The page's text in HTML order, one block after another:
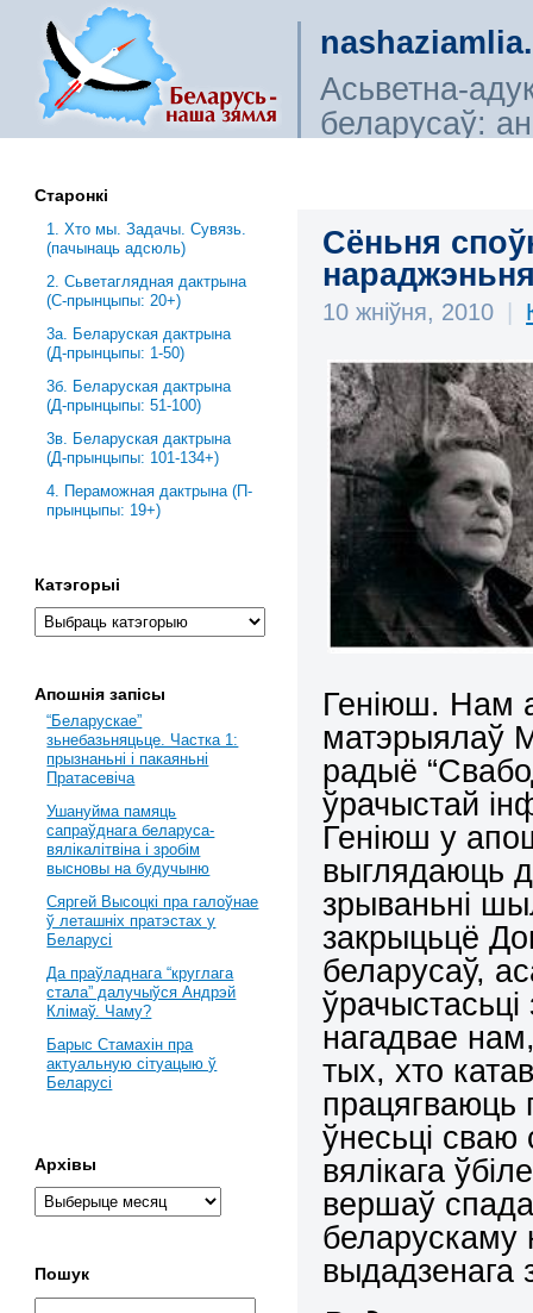
Асьветна-
беларусаў:
Сёньня
10 жніўня, 2010 |
Геніюш. Нам
матэрыялаў
радыё
ўрачыстай
Геніюш у
выглядаюць
зрываньні
закрыцьцё
беларусаў,
нагадвае
тых, хто
ўнесьці сваю
вялікага
вершаў
беларускаму
выдадзенага
Старонкі
1. Хто мы. Задачы. Сувязь.
(пачынаць адсюль)
2. Сьветаглядная дактрына
(С-прынцыпы: 20+)
3a. Беларуская дактрына
(Д-прынцыпы: 1-50)
3б. Беларуская дактрына
(Д-прынцыпы: 51-100)
3в. Беларуская дактрына
(Д-прынцыпы: 101-134+)
4. Пераможная дактрына (П-
прынцыпы: 19+)
Катэгорыі
Апошнія запісы
“Беларускае”
зьнебазьняцьце. Частка 1:
прызнаньні і пакаяньні
Пратасевіча
Ушануйма памяць
сапраўднага беларуса-
вялікалітвіна і зробім
высновы на будучыню
Сяргей Высоцкі пра галоўнае
ў леташніх пратэстах у
Беларусі
Да праўладнага “круглага
стала” далучыўся Андрэй
Клімаў. Чаму?
Барыс Стамахін пра
актуальную сітуацыю ў
Беларусі
Архівы
Пошук